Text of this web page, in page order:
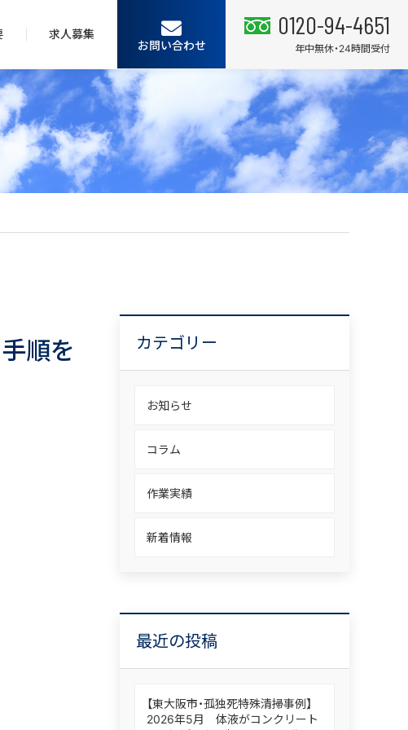
求人募集
お問い合わせ
0120-94-4651
年中無休・24時間受付
順を カテゴリー
お知らせ
コラム
作業実績
新着情報
最近の投稿
【東大阪市・孤独死特殊清掃事例】
2026年5月 体液がコンクリート